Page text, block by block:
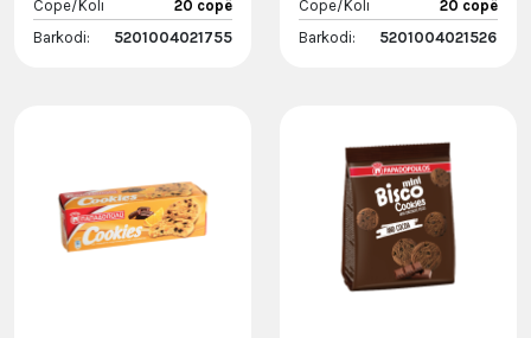
Cope/Koli
20 copë
Barkodi:
5201004021755
Cope/Koli
20 copë
Barkodi:
5201004021526